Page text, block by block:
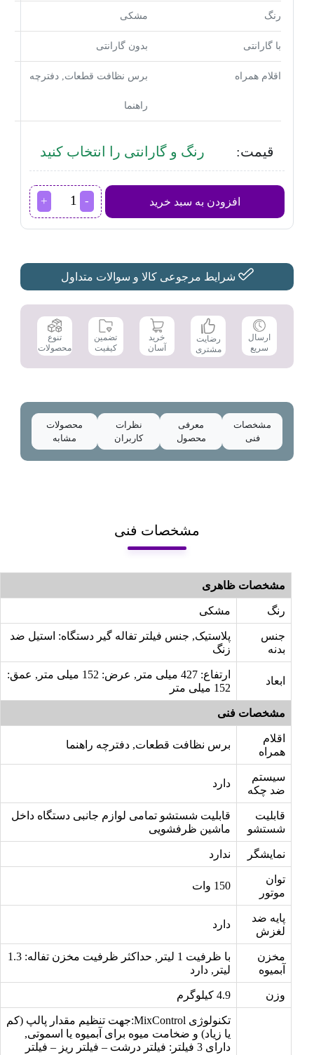
رنگ مشکی
با گارانتی بدون گارانتی
اقلام همراه برس نظافت قطعات, دفترچه
راهنما
قیمت: رنگ و گارانتی را انتخاب کنید
افزودن به سبد خرید
عصاره
گیر
عدد
شرایط مرجوعی کالا و سوالات متداول
ارسال
سریع
رضایت
مشتری
خرید
آسان
تضمین
کیفیت
تنوع
محصولات
مشخصات
فنی
معرفی
محصول
نظرات
کاربران
محصولات
مشابه
مشخصات فنی
مشخصات ظاهری
رنگ مشکی
جنس
بدنه
پلاستیک, جنس فیلتر تفاله گیر دستگاه: استیل ضد
زنگ
ابعاد
ارتفاع: 427 میلی متر, عرض: 152 میلی متر, عمق:
152 میلی متر
مشخصات فنی
اقلام
همراه
برس نظافت قطعات, دفترچه راهنما
سیستم
ضد چکه
دارد
قابلیت
شستشو
قابلیت شستشو تمامی لوازم جانبی دستگاه داخل
ماشین ظرفشویی
نمایشگر ندارد
توان
موتور
150 وات
پایه ضد
لغزش
دارد
مخزن
آبمیوه
با ظرفیت 1 لیتر, حداکثر ظرفیت مخزن تفاله: 1.3
لیتر, دارد
وزن 4.9 کیلوگرم
تکنولوژی MixControl:جهت تنظیم مقدار پالپ (کم
یا زیاد) و ضخامت میوه برای آبمیوه یا اسموتی,
دارای 3 فیلتر: فیلتر درشت – فیلتر ریز – فیلتر